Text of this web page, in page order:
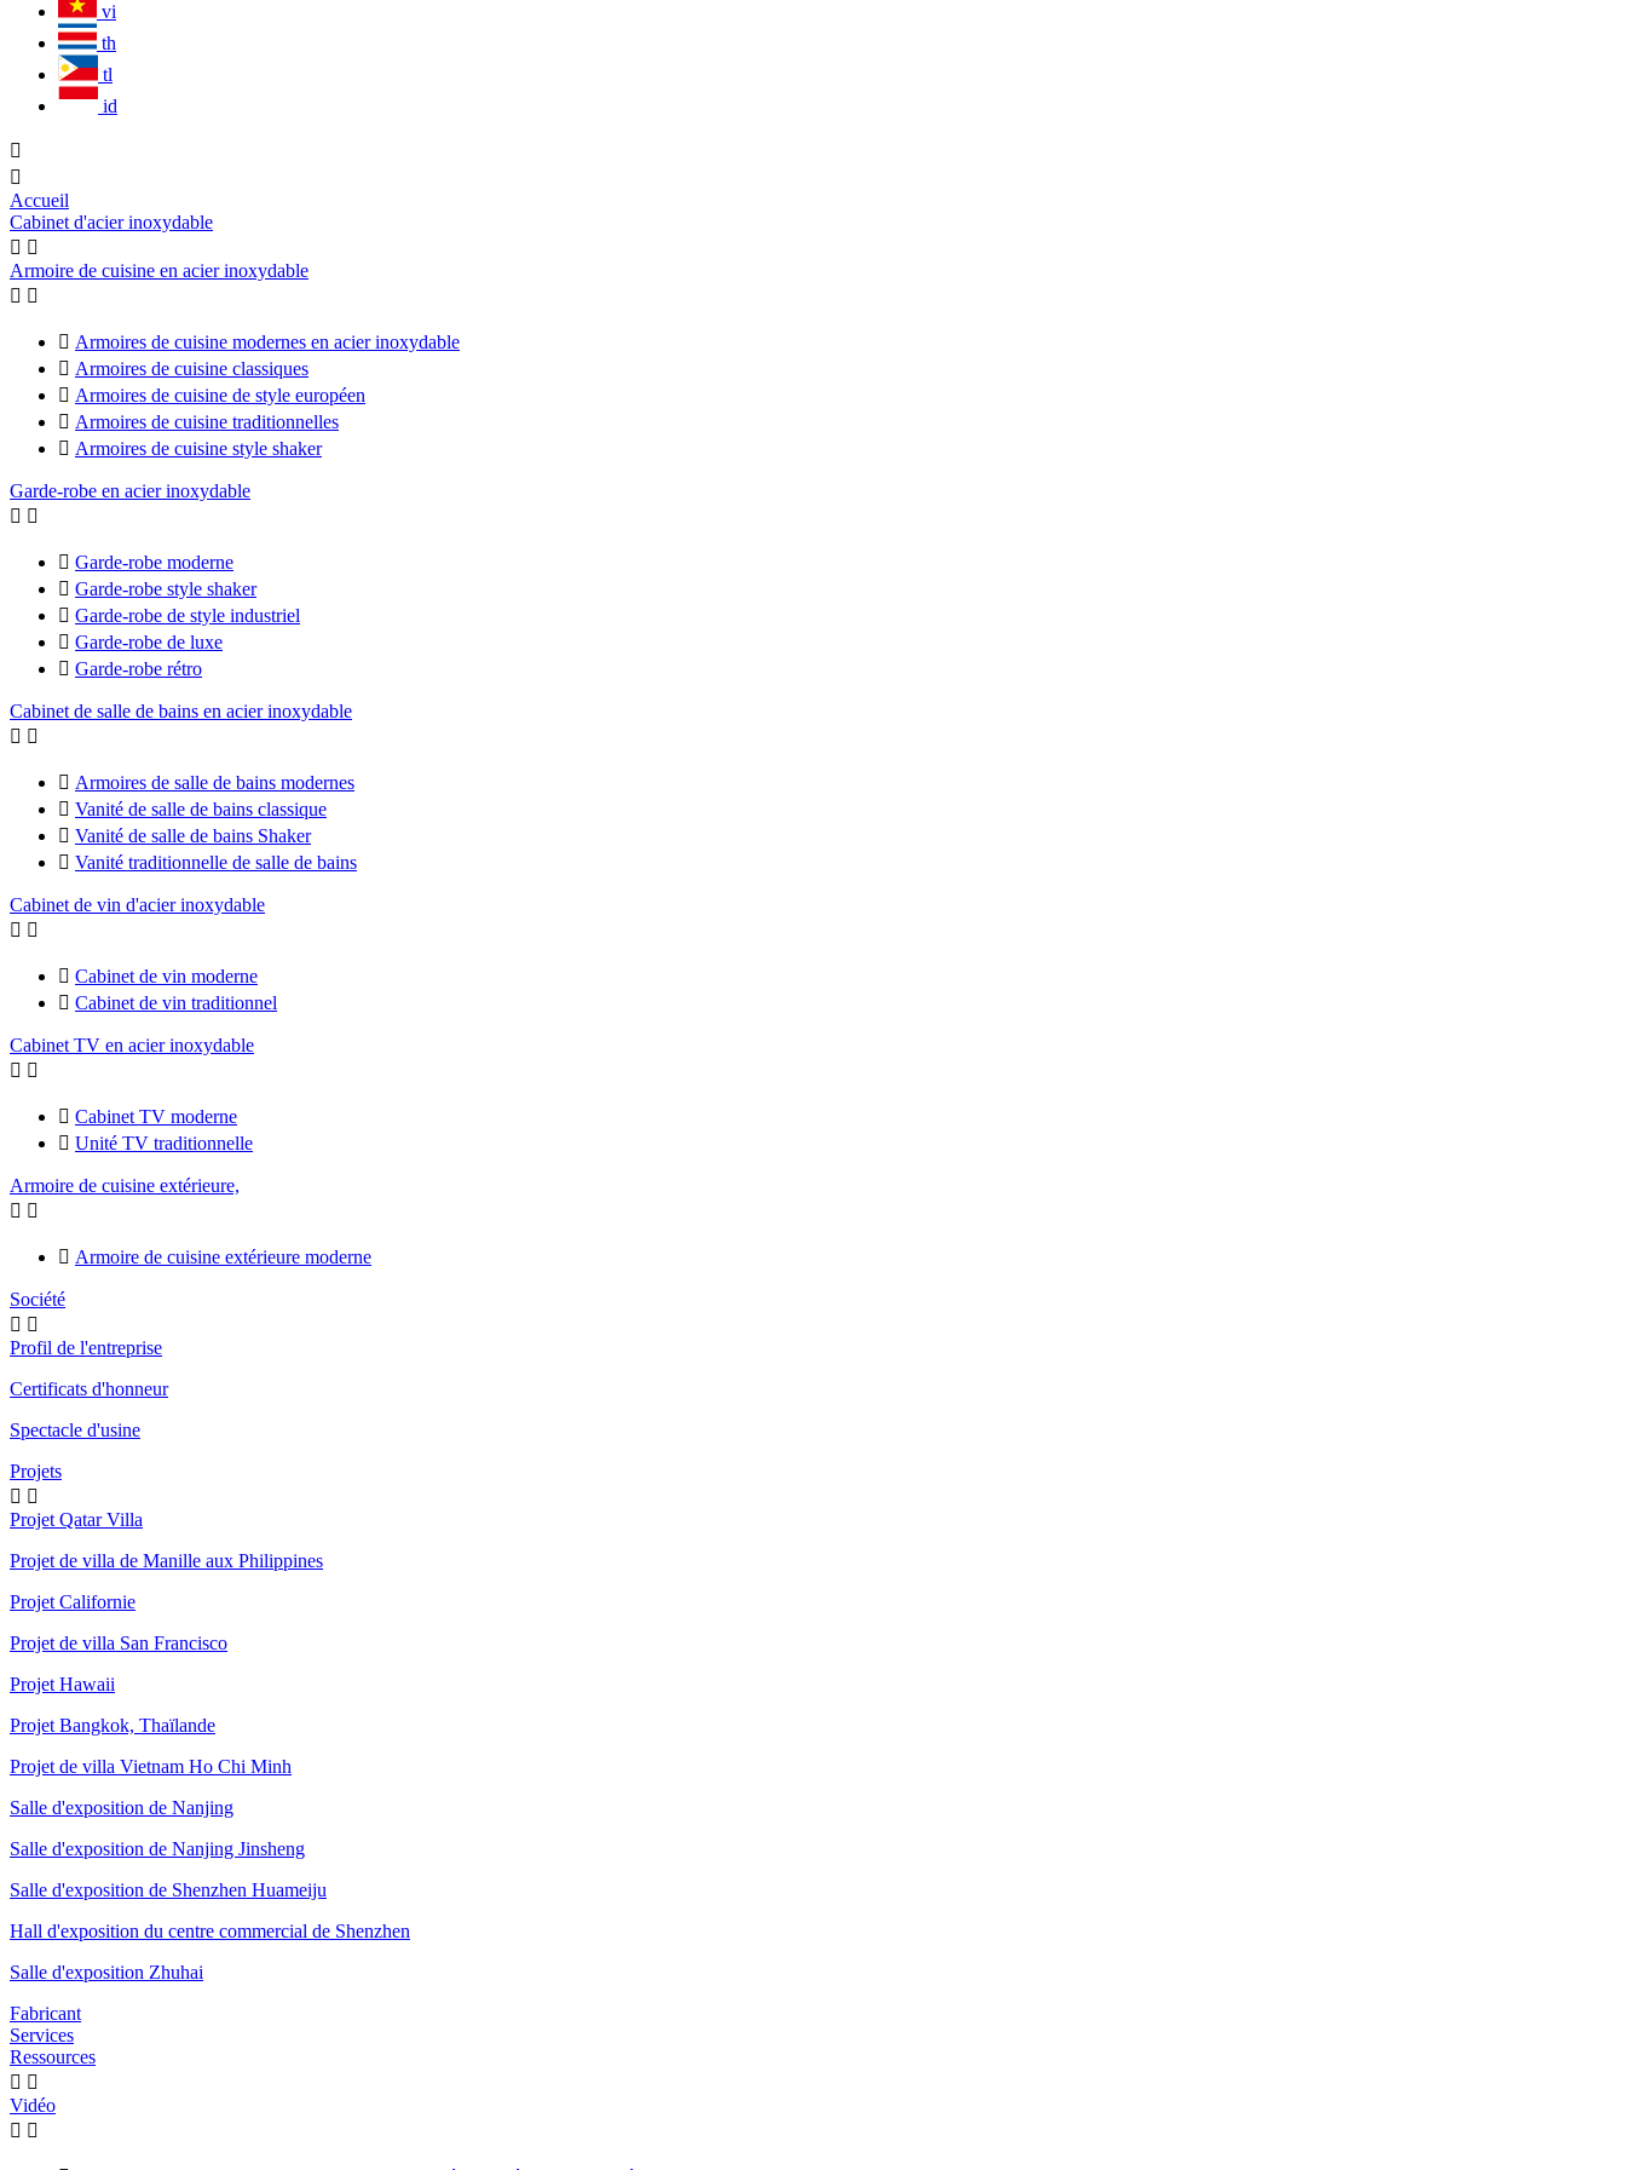
vi
th
tl
id


Accueil
Cabinet d'acier inoxydable
 
Armoire de cuisine en acier inoxydable
 
 Armoires de cuisine modernes en acier inoxydable
 Armoires de cuisine classiques
 Armoires de cuisine de style européen
 Armoires de cuisine traditionnelles
 Armoires de cuisine style shaker
Garde-robe en acier inoxydable
 
 Garde-robe moderne
 Garde-robe style shaker
 Garde-robe de style industriel
 Garde-robe de luxe
 Garde-robe rétro
Cabinet de salle de bains en acier inoxydable
 
 Armoires de salle de bains modernes
 Vanité de salle de bains classique
 Vanité de salle de bains Shaker
 Vanité traditionnelle de salle de bains
Cabinet de vin d'acier inoxydable
 
 Cabinet de vin moderne
 Cabinet de vin traditionnel
Cabinet TV en acier inoxydable
 
 Cabinet TV moderne
 Unité TV traditionnelle
Armoire de cuisine extérieure,
 
 Armoire de cuisine extérieure moderne
Société
 
Profil de l'entreprise
Certificats d'honneur
Spectacle d'usine
Projets
 
Projet Qatar Villa
Projet de villa de Manille aux Philippines
Projet Californie
Projet de villa San Francisco
Projet Hawaii
Projet Bangkok, Thaïlande
Projet de villa Vietnam Ho Chi Minh
Salle d'exposition de Nanjing
Salle d'exposition de Nanjing Jinsheng
Salle d'exposition de Shenzhen Huameiju
Hall d'exposition du centre commercial de Shenzhen
Salle d'exposition Zhuhai
Fabricant
Services
Ressources
 
Vidéo
 